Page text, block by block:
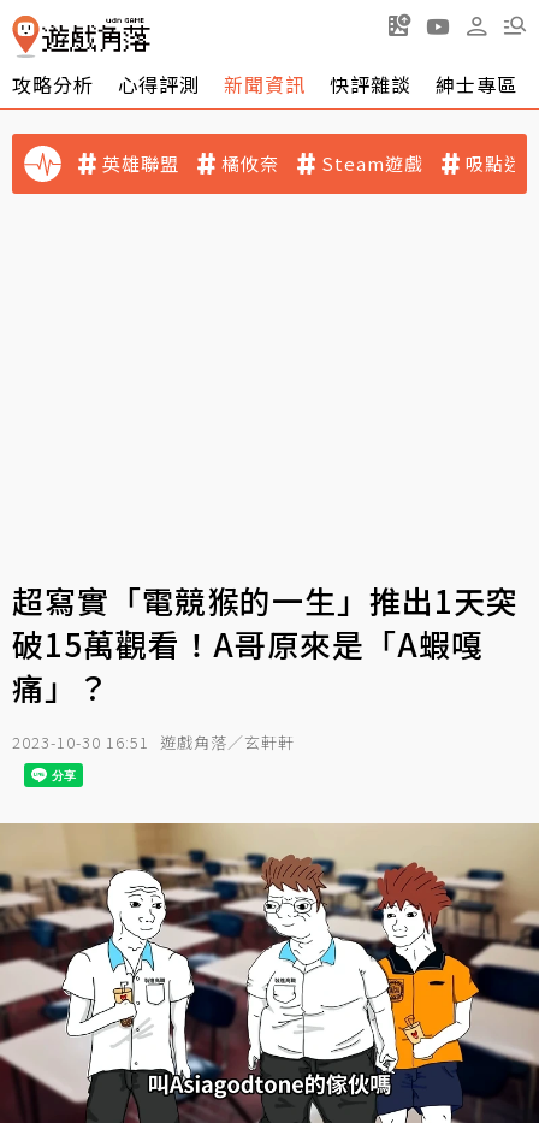
攻略分析 心得評測 新聞資訊 快評雜談 紳士專區
英雄聯盟 橘攸奈 Steam遊戲 吸點迷
超寫實「電競猴的一生」推出1天突
破15萬觀看！A哥原來是「A蝦嘎
痛」？
2023-10-30 16:51 遊戲角落／玄軒軒